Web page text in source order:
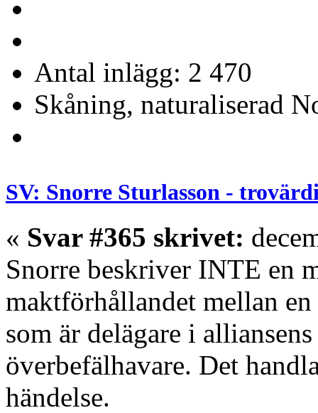
Antal inlägg: 2 470
Skåning, naturaliserad
SV: Snorre Sturlasson -
« Svar #365 skrivet:
Snorre beskriver INTE en
maktförhållandet mellan
som är delägare i
överbefälhavare. Det
händelse.